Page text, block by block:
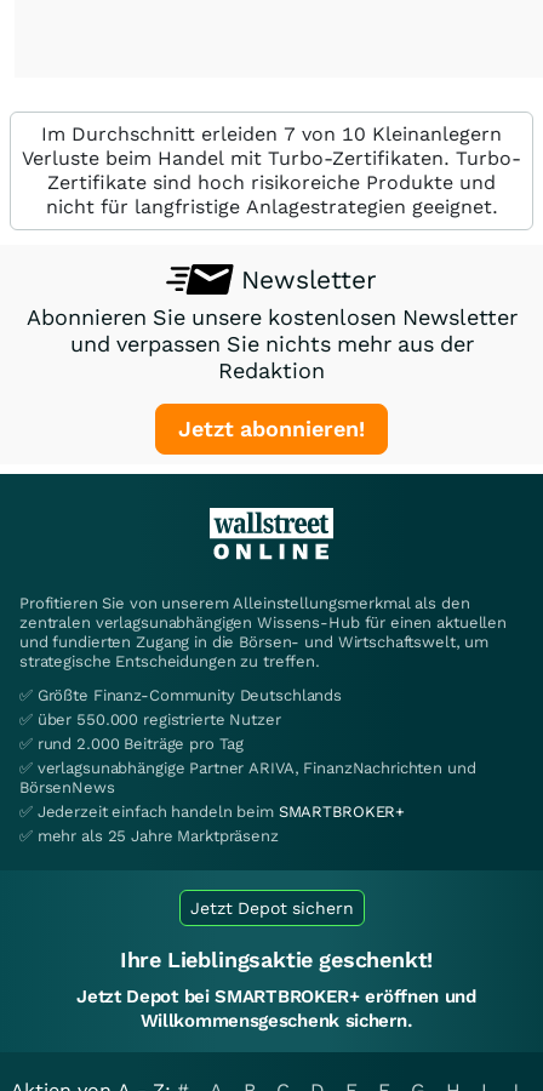
Im Durchschnitt erleiden 7 von 10 Kleinanlegern
Verluste beim Handel mit Turbo-Zertifikaten. Turbo-
Zertifikate sind hoch risikoreiche Produkte und
nicht für langfristige Anlagestrategien geeignet.
Newsletter
Abonnieren Sie unsere kostenlosen Newsletter
und verpassen Sie nichts mehr aus der
Redaktion
Jetzt abonnieren!
Profitieren Sie von unserem Alleinstellungsmerkmal als den
zentralen verlagsunabhängigen Wissens-Hub für einen aktuellen
und fundierten Zugang in die Börsen- und Wirtschaftswelt, um
strategische Entscheidungen zu treffen.
✅ Größte Finanz-Community Deutschlands
✅ über 550.000 registrierte Nutzer
✅ rund 2.000 Beiträge pro Tag
✅ verlagsunabhängige Partner ARIVA, FinanzNachrichten und
BörsenNews
✅ Jederzeit einfach handeln beim SMARTBROKER+
✅ mehr als 25 Jahre Marktpräsenz
Jetzt Depot sichern
Ihre Lieblingsaktie geschenkt!
Jetzt Depot bei SMARTBROKER+ eröffnen und
Willkommensgeschenk sichern.